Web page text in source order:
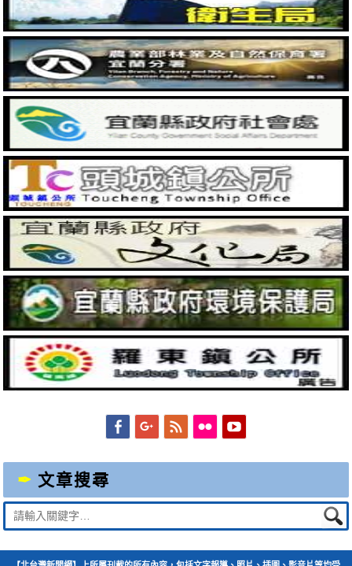
FacebookGoogleplus
Feed Flickr
文章搜尋
Suche
nach: